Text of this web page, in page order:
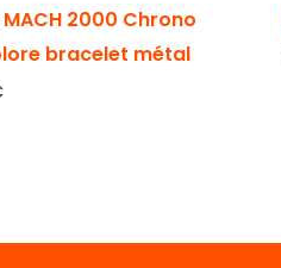
2000 Chrono
bracelet métal